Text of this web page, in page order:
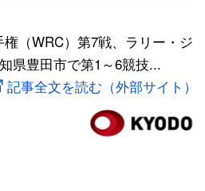
（WRC）第7戦、ラリー・ジ
県豊田市で第1～6競技...
記事全文を読む（外部サイト）